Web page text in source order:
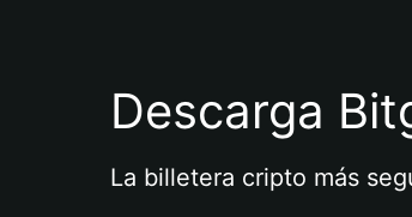
Descarga
La billetera cripto más